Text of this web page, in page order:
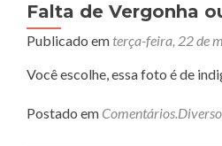
Falta de Vergonha
Publicado em terça-feira, 22 de
Você escolhe, essa foto é de
Postado em